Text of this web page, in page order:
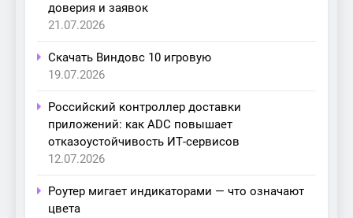
доверия и заявок
21.07.2026
Скачать Виндовс 10 игровую
19.07.2026
Российский контроллер доставки
приложений: как ADC повышает
отказоустойчивость ИТ-сервисов
12.07.2026
Роутер мигает индикаторами — что означают
цвета